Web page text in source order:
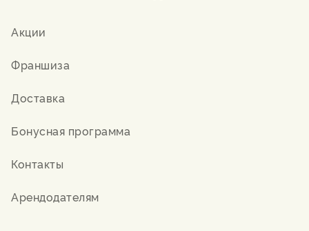
Акции
Франшиза
Доставка
Бонусная программа
Контакты
Арендодателям